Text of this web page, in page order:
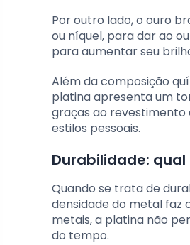
Por outro lado, o ouro
ou níquel, para dar ao
para aumentar seu
Além da composição
platina apresenta um
graças ao revestimento
estilos pessoais.
Durabilidade:
Quando se trata de
densidade do metal faz
metais, a platina não
do tempo.